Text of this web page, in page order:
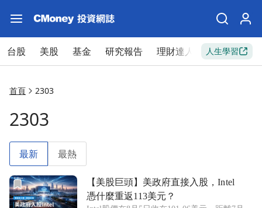
台股 美股 基金 研究報告 理財達人 新手入門
人生學習
首頁 2303
2303
最新 最熱
前往【美股巨頭】美政府直接入股，Intel憑什麼重返113美
【美股巨頭】美政府直接入股，Intel
憑什麼重返113美元？